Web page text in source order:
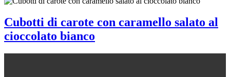
Cubotti di carote con caramello salato al
cioccolato bianco